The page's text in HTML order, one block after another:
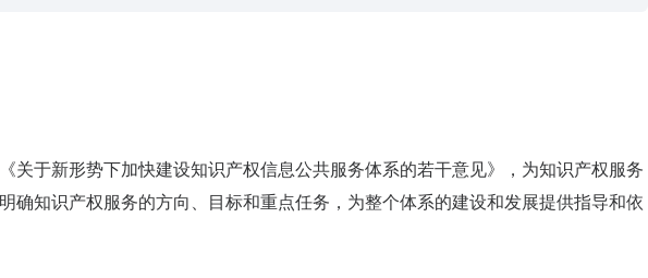
关于新形势下加快建设知识产权信息公共服务体系的若干意见》，为知识产权服务
确知识产权服务的方向、目标和重点任务，为整个体系的建设和发展提供指导和依